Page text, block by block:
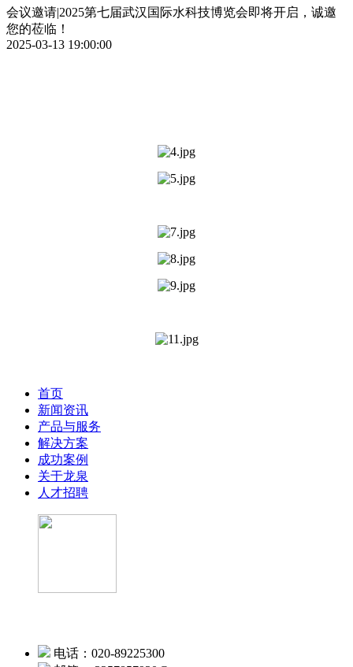
会议邀请|2025第七届武汉国际水科技博览会即将开启，诚邀
您的莅临！
2025-03-13 19:00:00
首页
新闻资讯
产品与服务
解决方案
成功案例
关于龙泉
人才招聘
电话：020-89225300